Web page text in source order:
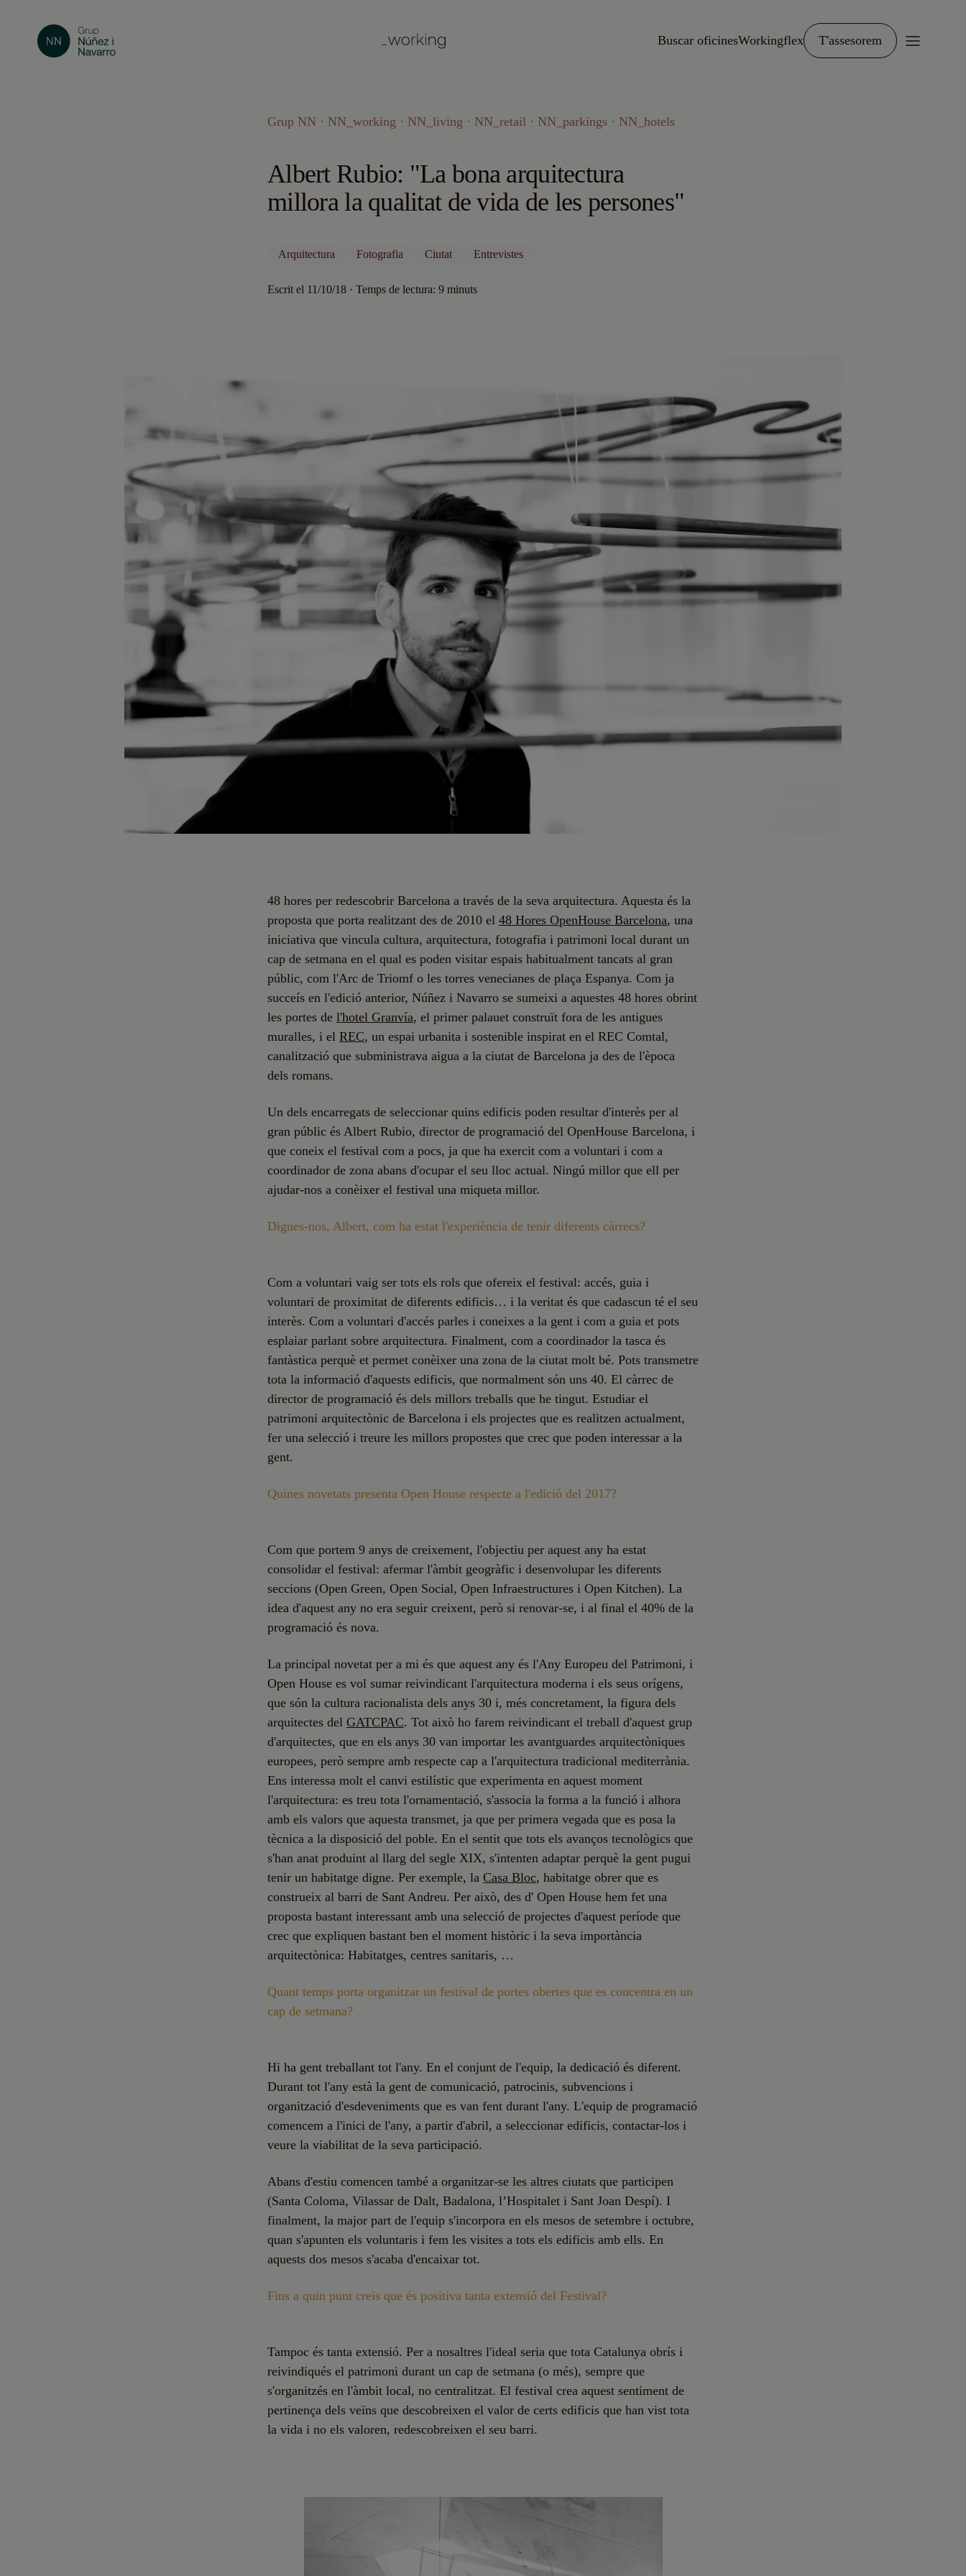
Buscar oficinesWorkingflex T'assesorem
Grup NN · NN_working · NN_living · NN_retail · NN_parkings · NN_hotels
Albert Rubio: "La bona arquitectura
millora la qualitat de vida de les persones"
Arquitectura Fotografia Ciutat Entrevistes
Escrit el 11/10/18 · Temps de lectura: 9 minuts
48 hores per redescobrir Barcelona a través de la seva arquitectura. Aquesta és la
proposta que porta realitzant des de 2010 el 48 Hores OpenHouse Barcelona, una
iniciativa que vincula cultura, arquitectura, fotografia i patrimoni local durant un
cap de setmana en el qual es poden visitar espais habitualment tancats al gran
públic, com l'Arc de Triomf o les torres venecianes de plaça Espanya. Com ja
succeís en l'edició anterior, Núñez i Navarro se sumeixi a aquestes 48 hores obrint
les portes de l'hotel Granvía, el primer palauet construït fora de les antigues
muralles, i el REC, un espai urbanita i sostenible inspirat en el REC Comtal,
canalització que subministrava aigua a la ciutat de Barcelona ja des de l'època
dels romans.
Un dels encarregats de seleccionar quins edificis poden resultar d'interès per al
gran públic és Albert Rubio, director de programació del OpenHouse Barcelona, i
que coneix el festival com a pocs, ja que ha exercit com a voluntari i com a
coordinador de zona abans d'ocupar el seu lloc actual. Ningú millor que ell per
ajudar-nos a conèixer el festival una miqueta millor.
Digues-nos, Albert, com ha estat l'experiència de tenir diferents càrrecs?
Com a voluntari vaig ser tots els rols que ofereix el festival: accés, guia i
voluntari de proximitat de diferents edificis… i la veritat és que cadascun té el seu
interès. Com a voluntari d'accés parles i coneixes a la gent i com a guia et pots
esplaiar parlant sobre arquitectura. Finalment, com a coordinador la tasca és
fantàstica perquè et permet conèixer una zona de la ciutat molt bé. Pots transmetre
tota la informació d'aquests edificis, que normalment són uns 40. El càrrec de
director de programació és dels millors treballs que he tingut. Estudiar el
patrimoni arquitectònic de Barcelona i els projectes que es realitzen actualment,
fer una selecció i treure les millors propostes que crec que poden interessar a la
gent.
Quines novetats presenta Open House respecte a l'edició del 2017?
Com que portem 9 anys de creixement, l'objectiu per aquest any ha estat
consolidar el festival: afermar l'àmbit geogràfic i desenvolupar les diferents
seccions (Open Green, Open Social, Open Infraestructures i Open Kitchen). La
idea d'aquest any no era seguir creixent, però si renovar-se, i al final el 40% de la
programació és nova.
La principal novetat per a mi és que aquest any és l'Any Europeu del Patrimoni, i
Open House es vol sumar reivindicant l'arquitectura moderna i els seus orígens,
que són la cultura racionalista dels anys 30 i, més concretament, la figura dels
arquitectes del GATCPAC. Tot això ho farem reivindicant el treball d'aquest grup
d'arquitectes, que en els anys 30 van importar les avantguardes arquitectòniques
europees, però sempre amb respecte cap a l'arquitectura tradicional mediterrània.
Ens interessa molt el canvi estilístic que experimenta en aquest moment
l'arquitectura: es treu tota l'ornamentació, s'associa la forma a la funció i alhora
amb els valors que aquesta transmet, ja que per primera vegada que es posa la
tècnica a la disposició del poble. En el sentit que tots els avanços tecnològics que
s'han anat produint al llarg del segle XIX, s'intenten adaptar perquè la gent pugui
tenir un habitatge digne. Per exemple, la Casa Bloc, habitatge obrer que es
construeix al barri de Sant Andreu. Per això, des d' Open House hem fet una
proposta bastant interessant amb una selecció de projectes d'aquest període que
crec que expliquen bastant ben el moment històric i la seva importància
arquitectònica: Habitatges, centres sanitaris, …
Quant temps porta organitzar un festival de portes obertes que es concentra en un
cap de setmana?
Hi ha gent treballant tot l'any. En el conjunt de l'equip, la dedicació és diferent.
Durant tot l'any està la gent de comunicació, patrocinis, subvencions i
organització d'esdeveniments que es van fent durant l'any. L'equip de programació
comencem a l'inici de l'any, a partir d'abril, a seleccionar edificis, contactar-los i
veure la viabilitat de la seva participació.
Abans d'estiu comencen també a organitzar-se les altres ciutats que participen
(Santa Coloma, Vilassar de Dalt, Badalona, l’Hospitalet i Sant Joan Despí). I
finalment, la major part de l'equip s'incorpora en els mesos de setembre i octubre,
quan s'apunten els voluntaris i fem les visites a tots els edificis amb ells. En
aquests dos mesos s'acaba d'encaixar tot.
Fins a quin punt creïs que és positiva tanta extensió del Festival?
Tampoc és tanta extensió. Per a nosaltres l'ideal seria que tota Catalunya obrís i
reivindiqués el patrimoni durant un cap de setmana (o més), sempre que
s'organitzés en l'àmbit local, no centralitzat. El festival crea aquest sentiment de
pertinença dels veïns que descobreixen el valor de certs edificis que han vist tota
la vida i no els valoren, redescobreixen el seu barri.